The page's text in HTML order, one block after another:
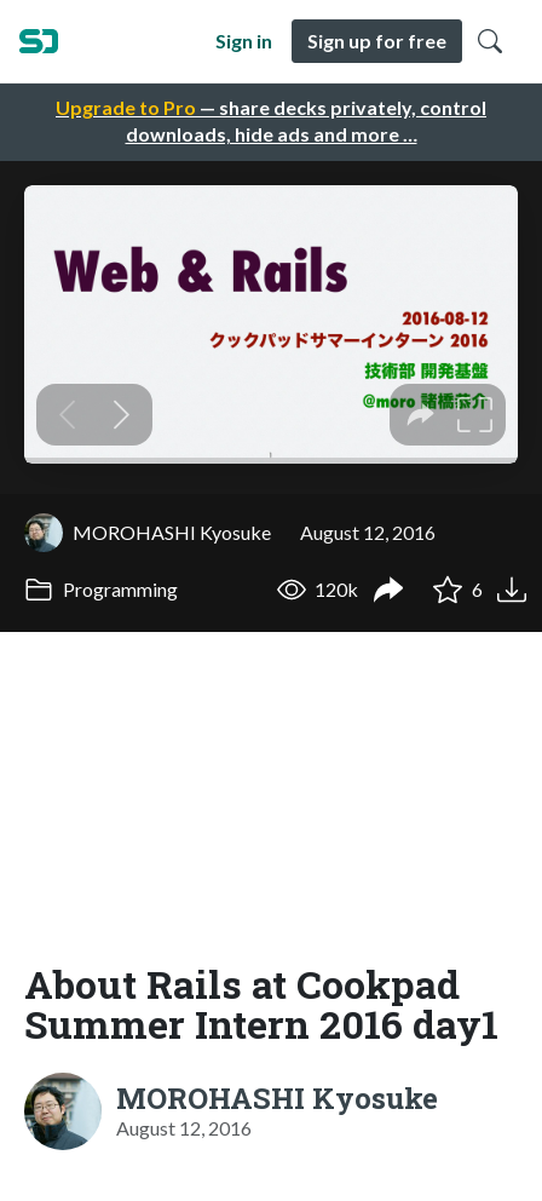
Upgrade to Pro — share decks privately, control
downloads, hide ads and more …
Sign in Sign up for free
MOROHASHI Kyosuke August 12, 2016
Programming 120k 6
About Rails at Cookpad
Summer Intern 2016 day1
MOROHASHI Kyosuke
August 12, 2016